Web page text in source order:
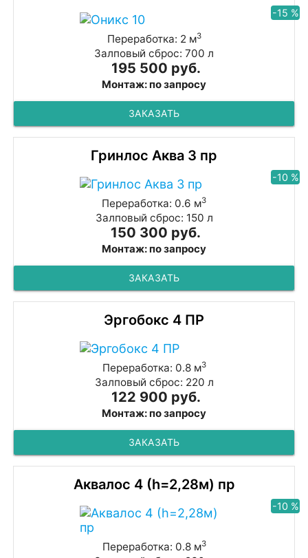
-15 %
Переработка: 2 м3
Залповый сброс: 700 л
195 500 руб.
Монтаж: по запросу
ЗАКАЗАТЬ
Гринлос Аква 3 пр
-10 %
Переработка: 0.6 м3
Залповый сброс: 150 л
150 300 руб.
Монтаж: по запросу
ЗАКАЗАТЬ
Эргобокс 4 ПР
Переработка: 0.8 м3
Залповый сброс: 220 л
122 900 руб.
Монтаж: по запросу
ЗАКАЗАТЬ
Аквалос 4 (h=2,28м) пр
-10 %
Переработка: 0.8 м3